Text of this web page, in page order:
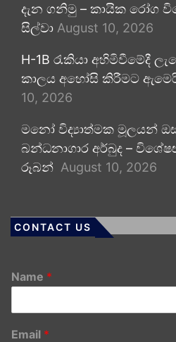
දැන ගනිමු – කායික රෝග
සිල්වා August 10, 2026
H-1B රැකියා අහිමිවීමේදී
කාලය අහෝසි කිරීමට
10, 2026
මනෝ විද්‍යාත්මක මූලයන්
බන්ධනාගාර අර්බුද –
රූබන් August 10, 2026
CONTACT US
Name *
Email *